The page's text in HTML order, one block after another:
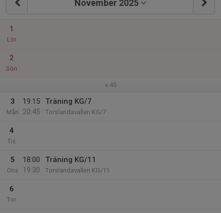
November 2025
1
Lör
2
Sön
v.45
3
Mån
19:15
20:45
Träning KG/7
Torslandavallen KG/7
4
Tis
5
Ons
18:00
19:30
Träning KG/11
Torslandavallen KG/11
6
Tor